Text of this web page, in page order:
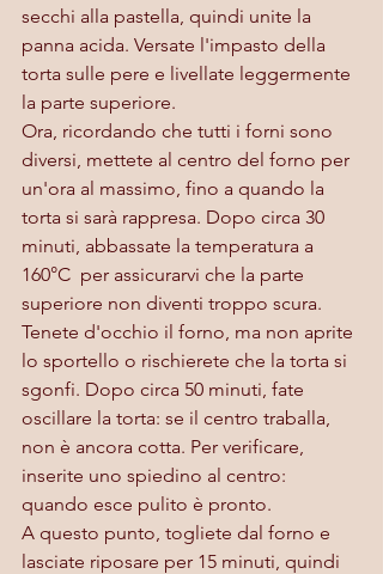
secchi alla pastella, quindi unite la
panna acida. Versate l'impasto della
torta sulle pere e livellate leggermente
la parte superiore.
Ora, ricordando che tutti i forni sono
diversi, mettete al centro del forno per
un'ora al massimo, fino a quando la
torta si sarà rappresa. Dopo circa 30
minuti, abbassate la temperatura a
160°C  per assicurarvi che la parte
superiore non diventi troppo scura.
Tenete d'occhio il forno, ma non aprite
lo sportello o rischierete che la torta si
sgonfi. Dopo circa 50 minuti, fate
oscillare la torta: se il centro traballa,
non è ancora cotta. Per verificare,
inserite uno spiedino al centro:
quando esce pulito è pronto.
A questo punto, togliete dal forno e
lasciate riposare per 15 minuti, quindi